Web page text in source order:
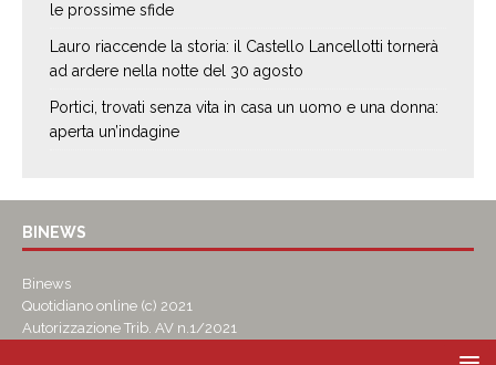
le prossime sfide
Lauro riaccende la storia: il Castello Lancellotti tornerà
ad ardere nella notte del 30 agosto
Portici, trovati senza vita in casa un uomo e una donna:
aperta un’indagine
BINEWS
Binews
Quotidiano online (c) 2021
Autorizzazione Trib. AV n.1/2021